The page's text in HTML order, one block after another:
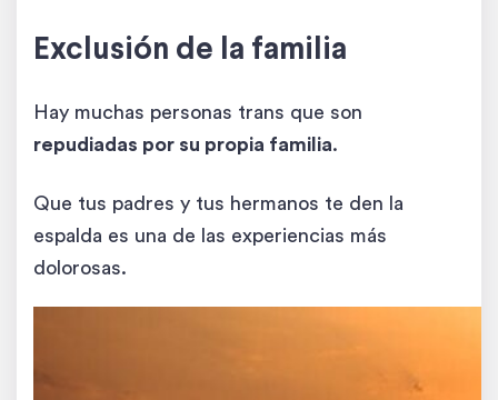
Exclusión de la familia
Hay muchas personas trans que son
repudiadas por su propia familia.
Que tus padres y tus hermanos te den la
espalda es una de las experiencias más
dolorosas.